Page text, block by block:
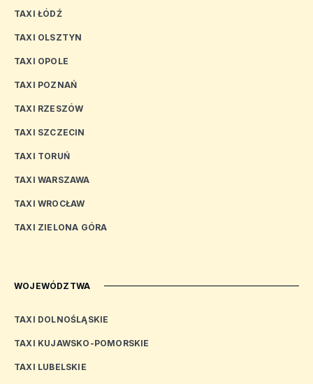
TAXI ŁÓDŹ
TAXI OLSZTYN
TAXI OPOLE
TAXI POZNAŃ
TAXI RZESZÓW
TAXI SZCZECIN
TAXI TORUŃ
TAXI WARSZAWA
TAXI WROCŁAW
TAXI ZIELONA GÓRA
WOJEWÓDZTWA
TAXI DOLNOŚLĄSKIE
TAXI KUJAWSKO-POMORSKIE
TAXI LUBELSKIE